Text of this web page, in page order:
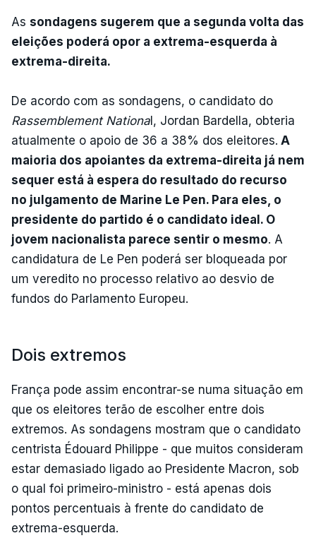
As sondagens sugerem que a segunda volta das
eleições poderá opor a extrema-esquerda à
extrema-direita.
De acordo com as sondagens, o candidato do
Rassemblement National, Jordan Bardella, obteria
atualmente o apoio de 36 a 38% dos eleitores. A
maioria dos apoiantes da extrema-direita já nem
sequer está à espera do resultado do recurso
no julgamento de Marine Le Pen. Para eles, o
presidente do partido é o candidato ideal. O
jovem nacionalista parece sentir o mesmo. A
candidatura de Le Pen poderá ser bloqueada por
um veredito no processo relativo ao desvio de
fundos do Parlamento Europeu.
Dois extremos
França pode assim encontrar-se numa situação em
que os eleitores terão de escolher entre dois
extremos. As sondagens mostram que o candidato
centrista Édouard Philippe - que muitos consideram
estar demasiado ligado ao Presidente Macron, sob
o qual foi primeiro-ministro - está apenas dois
pontos percentuais à frente do candidato de
extrema-esquerda.